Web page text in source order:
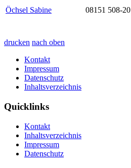
Öchsel Sabine 08151 508-20
drucken nach oben
Kontakt
Impressum
Datenschutz
Inhaltsverzeichnis
Quicklinks
Kontakt
Inhaltsverzeichnis
Impressum
Datenschutz